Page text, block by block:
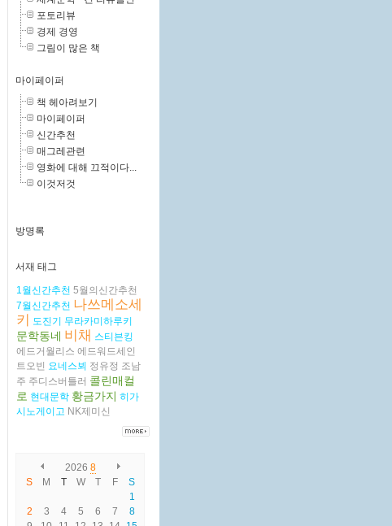
포토리뷰
경제 경영
그림이 많은 책
마이페이퍼
책 헤아려보기
마이페이퍼
신간추천
매그레관련
영화에 대해 끄적이다...
이것저것
방명록
서재 태그
1월신간추천 5월의신간추천
7월신간추천 나쓰메소세
키 도진기 무라카미하루키
문학동네 비채 스티븐킹
에드거월리스 에드워드세인
트오빈 요네스뵈 정유정 조남
주 주디스버틀러 콜린매컬
로 현대문학 황금가지 히가
시노게이고 NK제미신
2026 8
S
M T W T F
S
1
2
3 4 5 6 7
8